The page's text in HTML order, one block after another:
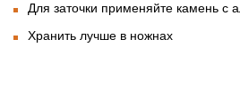
Для заточки применяйте камень
Хранить лучше в ножнах